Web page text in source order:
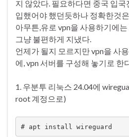
지 않았다. 필요하다면 중국 입
입했어야 했던듯하나 정확한것
아무튼,유로 vpn을 사용하기에
그냥 불편하게 지냈다.
언제가 될지 모르지만 vpn을 사
에, vpn 서버를 구성해 놓기로 한
1. 우분투 리눅스 24.04에
root 계정으로)
# apt install wireguard